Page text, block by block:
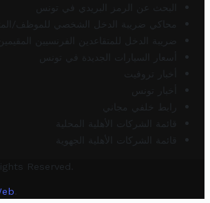
البحث عن الرمز البريدي في تونس
محاكي ضريبة الدخل الشخصي للموظف/
ضريبة الدخل للمتقاعدين الفرنسيين
أسعار السيارات الجديدة في تونس
أخبار تروفيت
أخبار تونس
رابط خلفي مجاني
قائمة الشركات الأهلية المحلية
قائمة الشركات الأهلية الجهوية
Reserved.